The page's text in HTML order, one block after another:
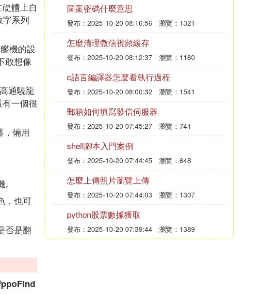
體上自
系列
機的設
敢想像
通驍龍
一個很
，備用
，也可
否是翻
ppoFind
圖案密碼什麼意思
發布：2025-10-20 08:16:56 瀏覽：1321
怎麼清理微信視頻緩存
發布：2025-10-20 08:12:37 瀏覽：1180
c語言編譯器怎麼看執行過程
發布：2025-10-20 08:00:32 瀏覽：1541
郵箱如何填寫發信伺服器
發布：2025-10-20 07:45:27 瀏覽：741
shell腳本入門案例
發布：2025-10-20 07:44:45 瀏覽：648
怎麼上傳照片瀏覽上傳
發布：2025-10-20 07:44:03 瀏覽：1307
python股票數據獲取
發布：2025-10-20 07:39:44 瀏覽：1389